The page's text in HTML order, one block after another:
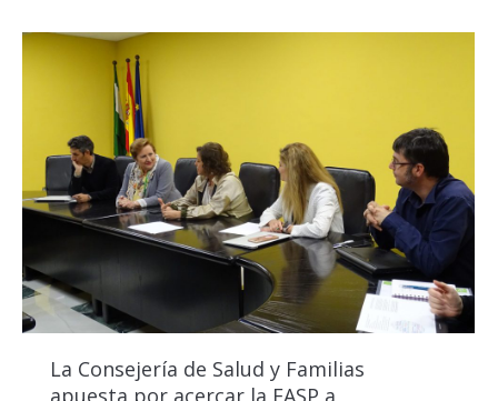
La Consejería de Salud y Familias